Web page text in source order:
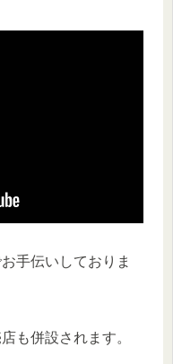
手伝いしておりま
も併設されます。